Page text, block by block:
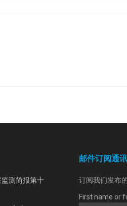
测简报第十
邮件订阅通讯
订阅我们发布
First name or